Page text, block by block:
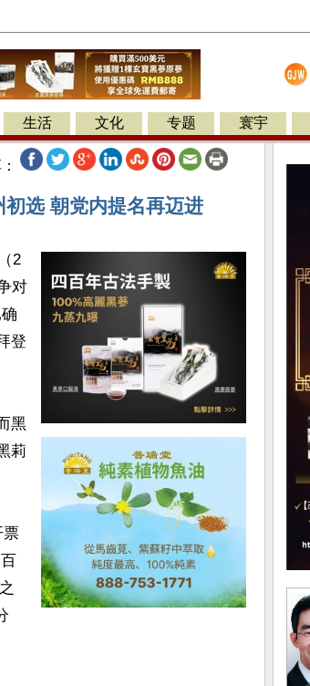
生活 文化 专题 寰宇
选 朝党内提名再迈进
2
对
登
黑
莉
票